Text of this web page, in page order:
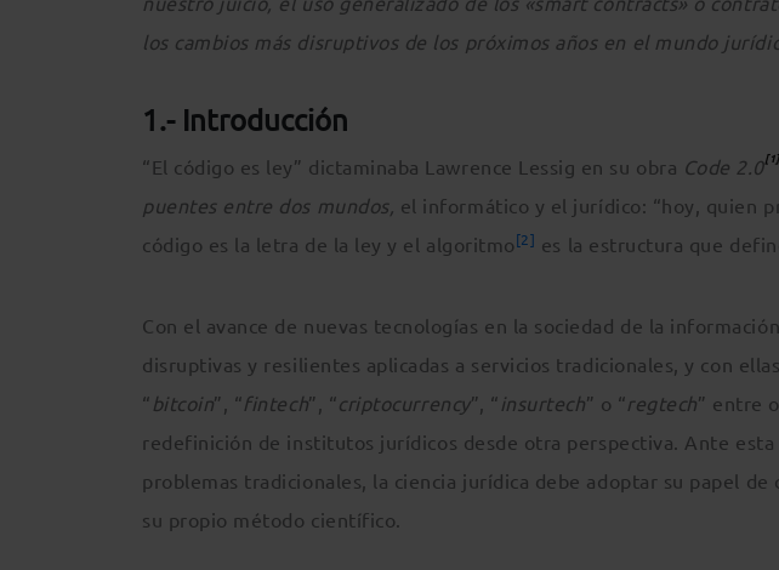
los cambios más disruptivos de los próximos años en el mundo
1.- Introducción
“El código es ley” dictaminaba Lawrence Lessig en su obra Code 2.0[1]
puentes entre dos mundos, el informático y el jurídico: “hoy, quien
código es la letra de la ley y el algoritmo[2] es la estructura que
Con el avance de nuevas tecnologías en la sociedad de la
disruptivas y resilientes aplicadas a servicios tradicionales, y con
“ bitcoin”, “fintech”, “criptocurrency”, “ insurtech” o “regtech” entre
redefinición de institutos jurídicos desde otra perspectiva. Ante esta
problemas tradicionales, la ciencia jurídica debe adoptar su papel
su propio método científico.